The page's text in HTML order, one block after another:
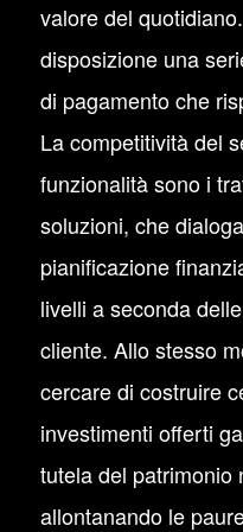
valore del
disposizione una
di pagamento che
La competitività del
funzionalità sono i
soluzioni, che
pianificazione
livelli a seconda
cliente. Allo stesso
cercare di costruire
investimenti offerti
tutela del patrimonio
allontanando le